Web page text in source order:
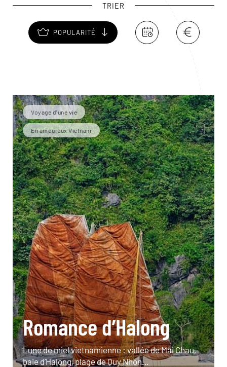
TRIER
POPULARITÉ
Voyage d'une vie
En amoureux Vietnam
Romance d’Halong
Lune de miel vietnamienne : vallée de Mai Chau,
baie d’Halong, plage de Quy Nhon…